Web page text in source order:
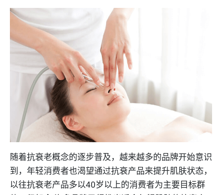
随着抗衰老概念的逐步普及，越来越多的品牌开始意识
到，年轻消费者也渴望通过抗衰产品来提升肌肤状态，
以往抗衰老产品多以40岁以上的消费者为主要目标群